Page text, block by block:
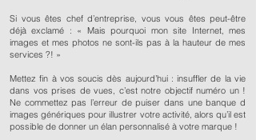
Si vous êtes chef d’entreprise, vous vous êtes peut-être
déjà exclamé : « Mais pourquoi mon site Internet, mes
images et mes photos ne sont-ils pas à la hauteur de mes
services ?! »
Mettez fin à vos soucis dès aujourd’hui : insuffler de la vie
dans vos prises de vues, c’est notre objectif numéro un !
Ne commettez pas l’erreur de puiser dans une banque d
images génériques pour illustrer votre activité, alors qu’il est
possible de donner un élan personnalisé à votre marque !